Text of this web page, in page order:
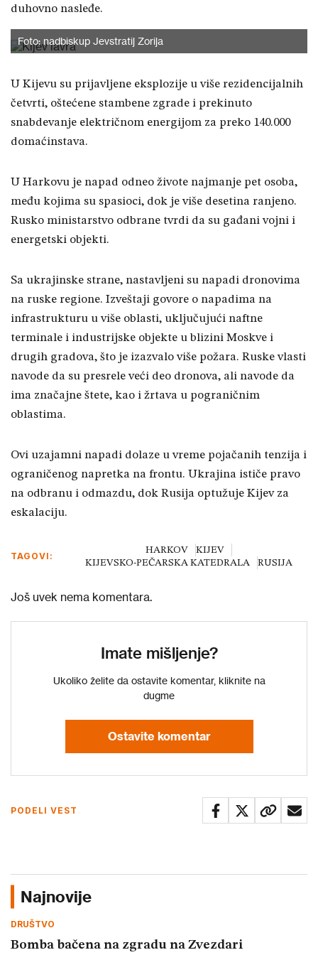
duhovno nasleđe.
Foto: nadbiskup Jevstratij Zorija
U Kijevu su prijavljene eksplozije u više rezidencijalnih
četvrti, oštećene stambene zgrade i prekinuto
snabdevanje električnom energijom za preko 140.000
domaćinstava.
U Harkovu je napad odneo živote najmanje pet osoba,
među kojima su spasioci, dok je više desetina ranjeno.
Rusko ministarstvo odbrane tvrdi da su gađani vojni i
energetski objekti.
Sa ukrajinske strane, nastavljeni su napadi dronovima
na ruske regione. Izveštaji govore o napadima na
infrastrukturu u više oblasti, uključujući naftne
terminale i industrijske objekte u blizini Moskve i
drugih gradova, što je izazvalo više požara. Ruske vlasti
navode da su presrele veći deo dronova, ali navode da
ima značajne štete, kao i žrtava u pograničnim
oblastima.
Ovi uzajamni napadi dolaze u vreme pojačanih tenzija i
ograničenog napretka na frontu. Ukrajina ističe pravo
na odbranu i odmazdu, dok Rusija optužuje Kijev za
eskalaciju.
TAGOVI:
HARKOV
KIJEV
KIJEVSKO-PEČARSKA KATEDRALA
RUSIJA
Još uvek nema komentara.
Imate mišljenje?
Ukoliko želite da ostavite komentar, kliknite na
dugme
Ostavite komentar
PODELI VEST
Najnovije
DRUŠTVO
Bomba bačena na zgradu na Zvezdari